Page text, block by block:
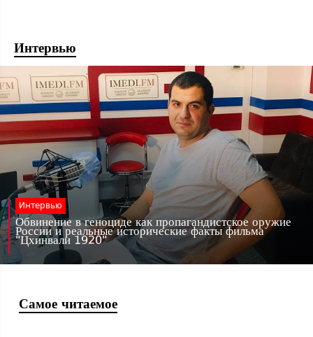
Интервью
Интервью
Обвинение в геноциде как пропагандистское оружие
России и реальные исторические факты фильма
"Цхинвали 1920"
Самое читаемое